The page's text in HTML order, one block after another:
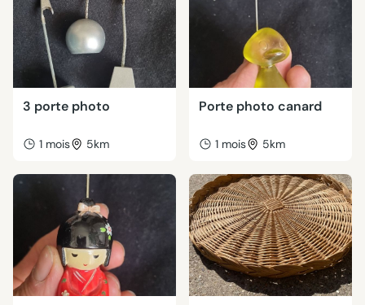
3 porte photo
1 mois 5km
Porte photo canard
1 mois 5km